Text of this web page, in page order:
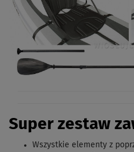
Super zestaw
Wszystkie elementy z